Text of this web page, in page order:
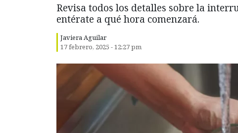
Revisa todos los detalles sobre la
entérate a qué hora comenzará.
Javiera Aguilar
17 febrero, 2025 - 12:27 pm